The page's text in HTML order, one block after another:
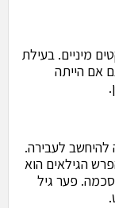
מיניים. בעילת
גם אם הייתה
עלולה להיחשב לעבירה.
הגילאים הוא
פער גיל